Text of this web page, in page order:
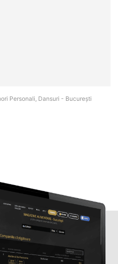
Personali, Dansuri - Bucureşti